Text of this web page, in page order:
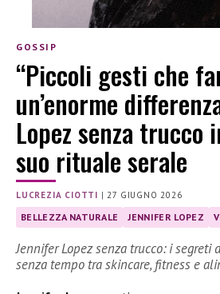
GOSSIP
“Piccoli gesti che
un’enorme
Lopez senza trucco
suo rituale serale
LUCREZIA CIOTTI | 27 GIUGNO 2026
BELLEZZA NATURALE JENNIFER LOPEZ
Jennifer Lopez senza trucco: i segreti
senza tempo tra skincare, fitness e